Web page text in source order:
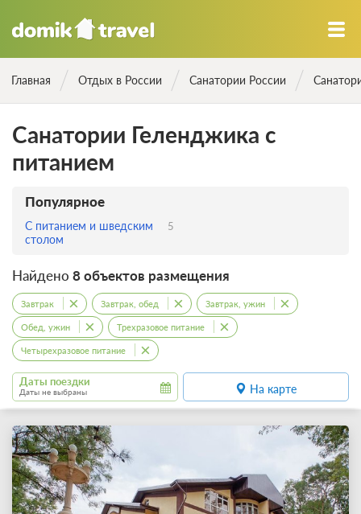
Главная Отдых в России Санатории России
Санатории Геленджика с
питанием
Популярное
С питанием и шведским
столом
5
Найдено 8 объектов размещения
Завтрак Завтрак, обед Завтрак, ужин
Обед, ужин Трехразовое питание
Четырехразовое питание
Даты поездки
Даты не выбраны На карте